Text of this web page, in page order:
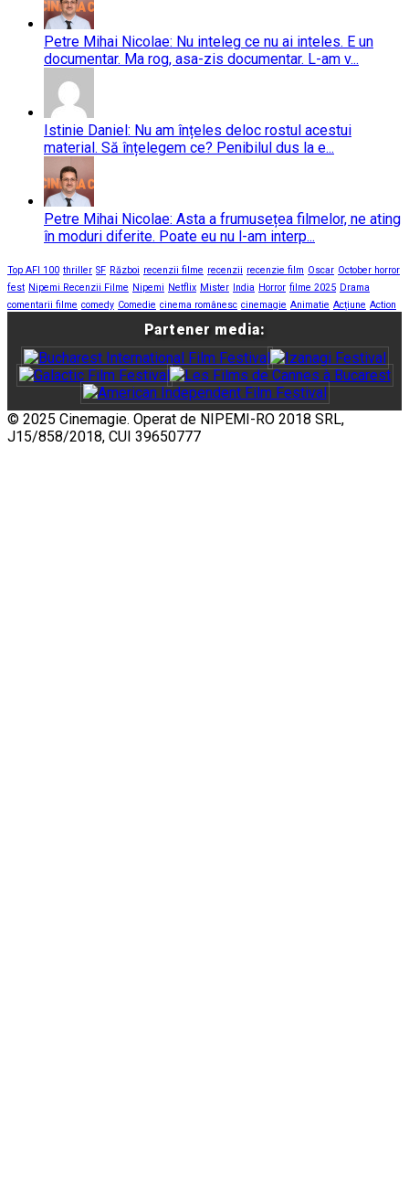
Petre Mihai Nicolae: Nu inteleg ce nu ai inteles. E un
documentar. Ma rog, asa-zis documentar. L-am v...
Istinie Daniel: Nu am înțeles deloc rostul acestui
material. Să înțelegem ce? Penibilul dus la e...
Petre Mihai Nicolae: Asta a frumusețea filmelor, ne ating
în moduri diferite. Poate eu nu l-am interp...
Top AFI 100 thriller SF Război recenzii filme recenzii recenzie film Oscar October horror
fest Nipemi Recenzii Filme Nipemi Netflix Mister India Horror filme 2025 Drama
comentarii filme comedy Comedie cinema românesc cinemagie Animatie Acțiune Action
Partener media:
© 2025 Cinemagie. Operat de NIPEMI-RO 2018 SRL,
J15/858/2018, CUI 39650777